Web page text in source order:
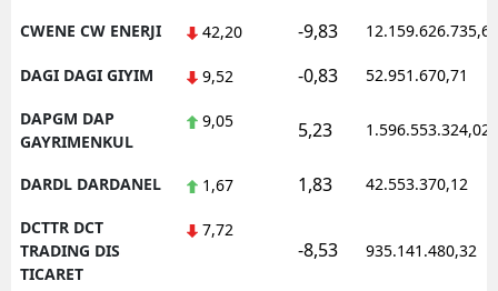
CWENE CW ENERJI 42,20 -9,83 12.159.626.735,62
DAGI DAGI GIYIM 9,52 -0,83 52.951.670,71
DAPGM DAP
GAYRIMENKUL
9,05 5,23 1.596.553.324,02
DARDL DARDANEL 1,67 1,83 42.553.370,12
DCTTR DCT
TRADING DIS
TICARET
7,72
-8,53 935.141.480,32